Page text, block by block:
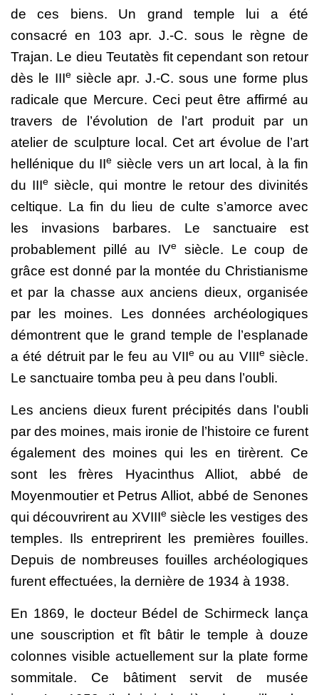
de ces biens. Un grand temple lui a été
consacré en 103 apr. J.-C. sous le règne de
Trajan. Le dieu Teutatès fit cependant son retour
dès le IIIesiècle apr. J.-C. sous une forme plus
radicale que Mercure. Ceci peut être affirmé au
travers de l’évolution de l’art produit par un
atelier de sculpture local. Cet art évolue de l’art
hellénique du IIe siècle vers un art local, à la fin
du IIIe siècle, qui montre le retour des divinités
celtique. La fin du lieu de culte s’amorce avec
les invasions barbares. Le sanctuaire est
probablement pillé au IVe
siècle. Le coup de
grâce est donné par la montée du Christianisme
et par la chasse aux anciens dieux, organisée
par les moines. Les données archéologiques
démontrent que le grand temple de l’esplanade
a été détruit par le feu au VIIeou au VIIIesiècle.
Le sanctuaire tomba peu à peu dans l’oubli.
Les anciens dieux furent précipités dans l’oubli
par des moines, mais ironie de l’histoire ce furent
également des moines qui les en tirèrent. Ce
sont les frères Hyacinthus Alliot, abbé de
Moyenmoutier et Petrus Alliot, abbé de Senones
qui découvrirent au XVIIIe siècle les vestiges des
temples. Ils entreprirent les premières fouilles.
Depuis de nombreuses fouilles archéologiques
furent effectuées, la dernière de 1934 à 1938.
En 1869, le docteur Bédel de Schirmeck lança
une souscription et fît bâtir le temple à douze
colonnes visible actuellement sur la plate forme
sommitale. Ce bâtiment servit de musée